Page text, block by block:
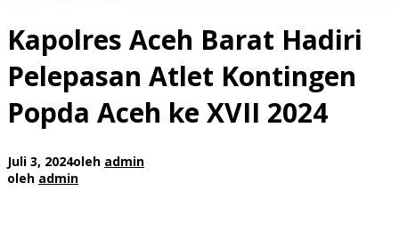
Kapolres Aceh Barat Hadiri
Pelepasan Atlet Kontingen
Popda Aceh ke XVII 2024
Juli 3, 2024oleh admin
oleh admin